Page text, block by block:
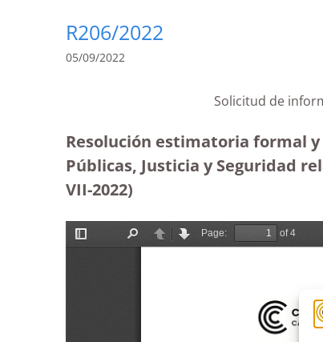
R206/2022
05/09/2022
Solicitud de
Resolución estimatoria formal
Públicas, Justicia y Seguridad
VII-2022)